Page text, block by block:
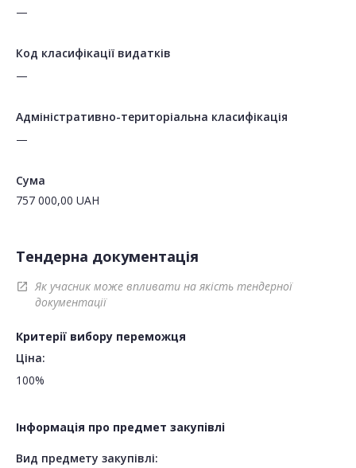
—
Код класифікації видатків
—
Адміністративно-територіальна класифікація
—
Сума
757 000,00 UAH
Тендерна документація
open_in_new
Як учасник може впливати на якість тендерної
документації
Критерії вибору переможця
Ціна:
100%
Інформація про предмет закупівлі
Вид предмету закупівлі: